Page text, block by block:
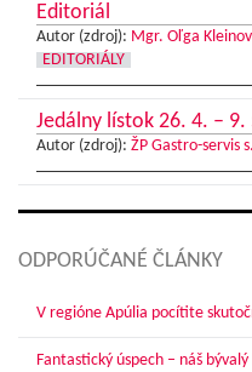
Editoriál
Autor (zdroj): Mgr. Oľga
EDITORIÁLY
Jedálny lístok 26. 4. – 9.
Autor (zdroj): ŽP Gastro-servis
ODPORÚČANÉ ČLÁNKY
V regióne Apúlia pocítite
Fantastický úspech – náš